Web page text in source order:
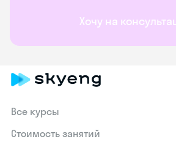
Хочу на
Все курсы
Стоимость занятий